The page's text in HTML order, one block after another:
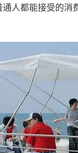
人都能接受的